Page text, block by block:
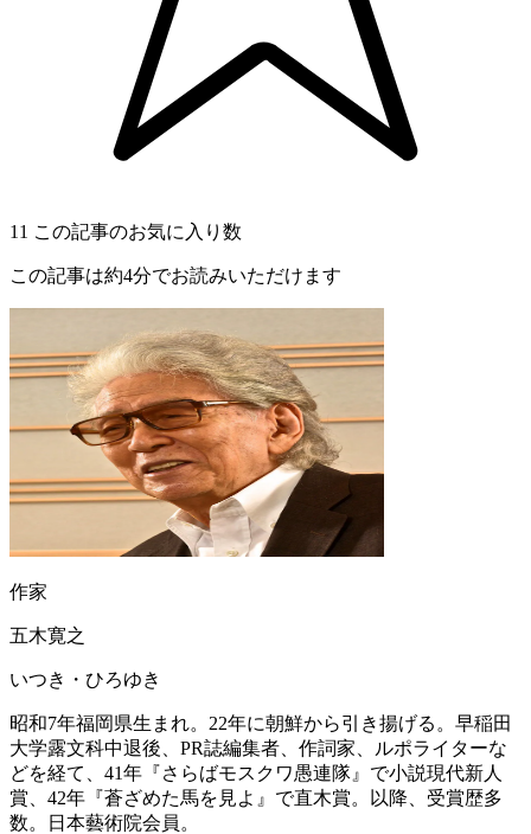
11 この記事のお気に入り数
この記事は約4分でお読みいただけます
作家
五木寛之
いつき・ひろゆき
昭和7年福岡県生まれ。22年に朝鮮から引き揚げる。早稲田
大学露文科中退後、PR誌編集者、作詞家、ルポライターな
どを経て、41年『さらばモスクワ愚連隊』で小説現代新人
賞、42年『蒼ざめた馬を見よ』で直木賞。以降、受賞歴多
数。日本藝術院会員。